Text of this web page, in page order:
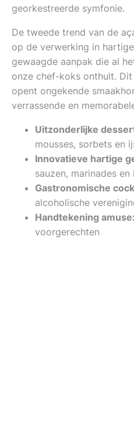
georkestreerde symfonie.
De tweede trend van de
op de verwerking in
gewaagde aanpak die al
onze chef-koks onthult.
opent ongekende
verrassende en
Uitzonderlijke
mousses, sorbets en
Innovatieve hartige
sauzen, marinades
Gastronomische
alcoholische
Handtekening amuse:
voorgerechten